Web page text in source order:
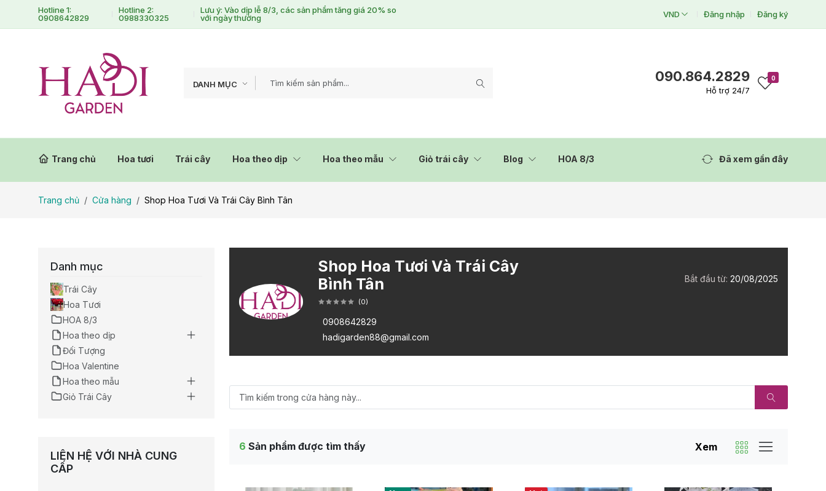
Hotline 1:
0908642829
Hotline 2:
0988330325
Lưu ý: Vào dịp lễ 8/3, các sản phẩm tăng giá 20% so
với ngày thường
VND Đăng nhập Đăng ký
DANH MỤC 090.864.2829
Hỗ trợ 24/7
0
Trang chủ Hoa tươi Trái cây Hoa theo dịp Hoa theo mẫu Giỏ trái cây Blog HOA 8/3 Đã xem gần đây
Trang chủ Cửa hàng Shop Hoa Tươi Và Trái Cây Bình Tân
Danh mục
Trái Cây
Hoa Tươi
HOA 8/3
Hoa theo dịp
Đối Tượng
Hoa Valentine
Hoa theo mẫu
Giỏ Trái Cây
LIÊN HỆ VỚI NHÀ CUNG
CẤP
Shop Hoa Tươi Và Trái Cây
Bình Tân
(0)
0908642829
hadigarden88@gmail.com
Bắt đầu từ: 20/08/2025
6 Sản phẩm được tìm thấy Xem